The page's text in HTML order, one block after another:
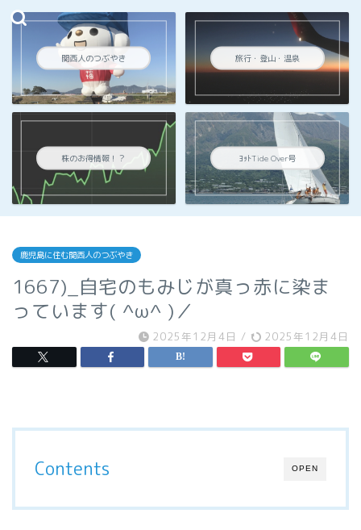
関西人のつぶやき 旅行・登山・温泉
株のお得情報！？ ﾖｯﾄTide Over号
鹿児島に住む関西人のつぶやき
1667)_自宅のもみじが真っ赤に染ま
っています( ^ω^ )／
2025年12月4日 / 2025年12月4日
OPEN
Contents